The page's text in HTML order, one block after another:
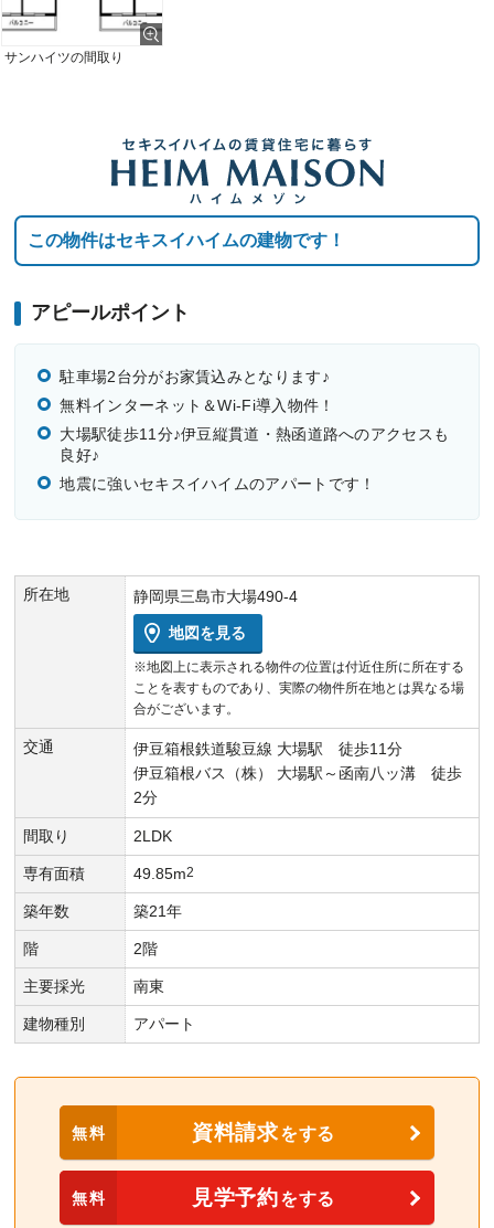
サンハイツの間取り
この物件はセキスイハイムの建物です！
アピールポイント
駐車場2台分がお家賃込みとなります♪
無料インターネット＆Wi-Fi導入物件！
大場駅徒歩11分♪伊豆縦貫道・熱函道路へのアクセスも
良好♪
地震に強いセキスイハイムのアパートです！
所在地 静岡県三島市大場490-4
地図を見る
※地図上に表示される物件の位置は付近住所に所在する
ことを表すものであり、実際の物件所在地とは異なる場
合がございます。
交通
伊豆箱根鉄道駿豆線 大場駅 徒歩11分
伊豆箱根バス（株） 大場駅～函南八ッ溝 徒歩
2分
間取り 2LDK
専有面積 49.85m2
築年数 築21年
階 2階
主要採光 南東
建物種別 アパート
無料 資料請求をする
無料 見学予約をする